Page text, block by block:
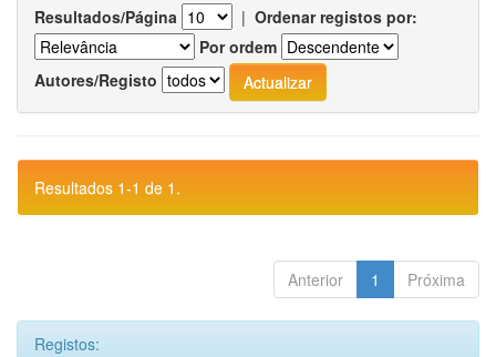
Resultados/Página | Ordenar registos por:
Por ordem
Autores/Registo
Resultados 1-1 de 1.
Anterior 1 Próxima
Registos: